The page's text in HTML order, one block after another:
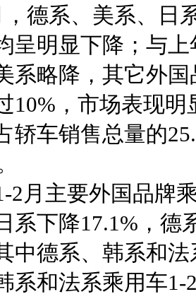
德系、美系、日
呈明显下降；与
系略降，其它外
10%，市场表现
轿车销售总量的
月主要外国品牌
系下降17.1%，德
中德系、韩系和
系和法系乘用车1-